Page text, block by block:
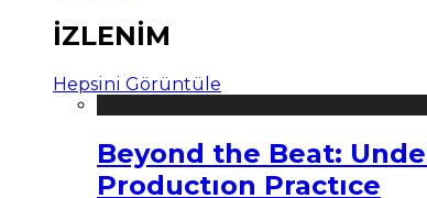
İZLENİM
Hepsini Görüntüle
Beyond the Beat:
Productıon Practıce